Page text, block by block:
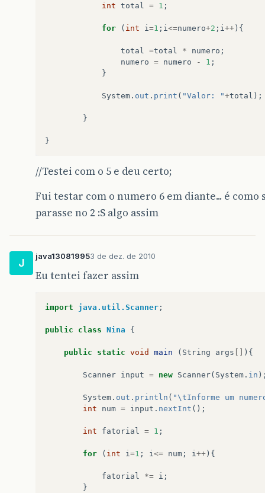
int total = 1 ;
for ( int i =1 ; i <=numero+2 ; i ++){
total =total * numero ;
numero = numero - 1 ;
}
System . out . print ( "Valor: "+total );
}
}
//Testei com o 5 e deu certo;
Fui testar com o numero 6 em diante... é como
parasse no 2 :S algo assim
J
java130819953 de dez. de 2010
Eu tentei fazer assim
import java.util.Scanner ;
public class Nina {
public static void main ( String args ){
Scanner input = new Scanner( System . in
System . out . println ( "\tInforme um
int
num = input . nextInt ();
int fatorial = 1 ;
for ( int i=1 ; i<= num ; i++ ){
fatorial *= i ;
}